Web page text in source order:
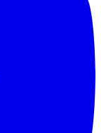
объектов и
к